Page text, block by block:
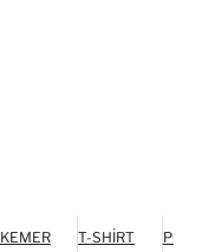
KEMER T-SHIRT POLO